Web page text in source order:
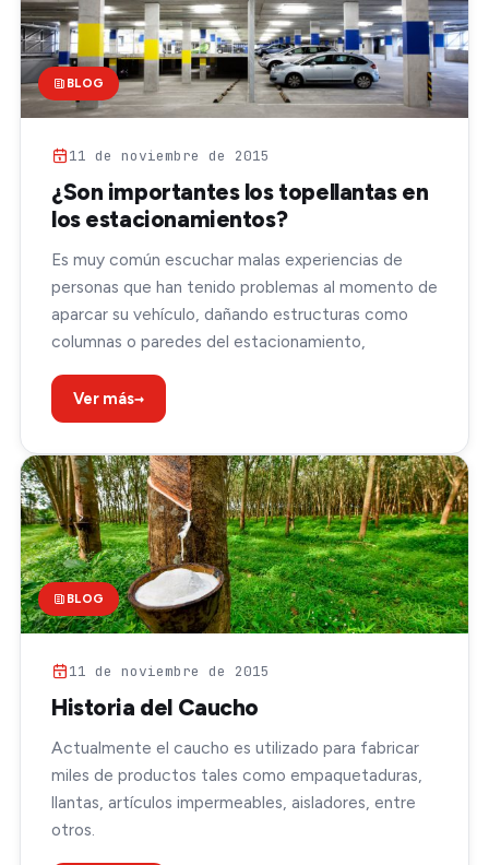
BLOG
11 de noviembre de 2015
¿Son importantes los topellantas en
los estacionamientos?
Es muy común escuchar malas experiencias de
personas que han tenido problemas al momento de
aparcar su vehículo, dañando estructuras como
columnas o paredes del estacionamiento,
Ver más→
BLOG
11 de noviembre de 2015
Historia del Caucho
Actualmente el caucho es utilizado para fabricar
miles de productos tales como empaquetaduras,
llantas, artículos impermeables, aisladores, entre
otros.